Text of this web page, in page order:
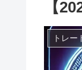
【
トレー